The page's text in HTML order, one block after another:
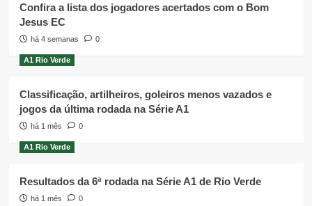
Confira a lista dos jogadores acertados com o Bom
Jesus EC
há 4 semanas 0
A1 Rio Verde
Classificação, artilheiros, goleiros menos vazados e
jogos da última rodada na Série A1
há 1 mês 0
A1 Rio Verde
Resultados da 6ª rodada na Série A1 de Rio Verde
há 1 mês 0